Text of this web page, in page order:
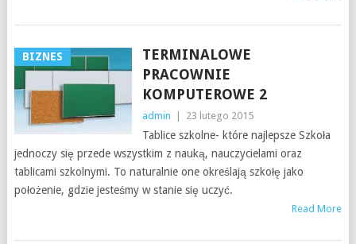
BIZNES
TERMINALOWE
PRACOWNIE
KOMPUTEROWE 2
admin 23 lutego 2015
Tablice szkolne- które najlepsze Szkoła
jednoczy się przede wszystkim z nauką, nauczycielami oraz
tablicami szkolnymi. To naturalnie one określają szkołę jako
położenie, gdzie jesteśmy w stanie się uczyć.
Read More